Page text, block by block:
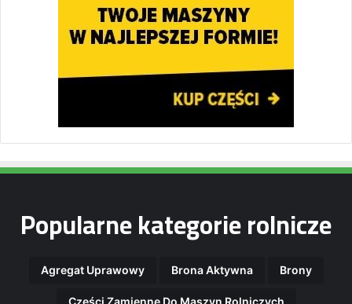
Popularne kategorie rolnicze
Agregat Uprawowy Brona Aktywna Brony
Części Zamienne Do Maszyn Rolniczych